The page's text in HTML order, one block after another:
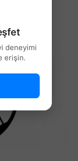
deneyimi
erişin.